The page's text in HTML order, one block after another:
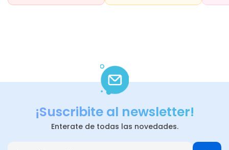
¡Suscribite al newsletter!
Enterate de todas las novedades.